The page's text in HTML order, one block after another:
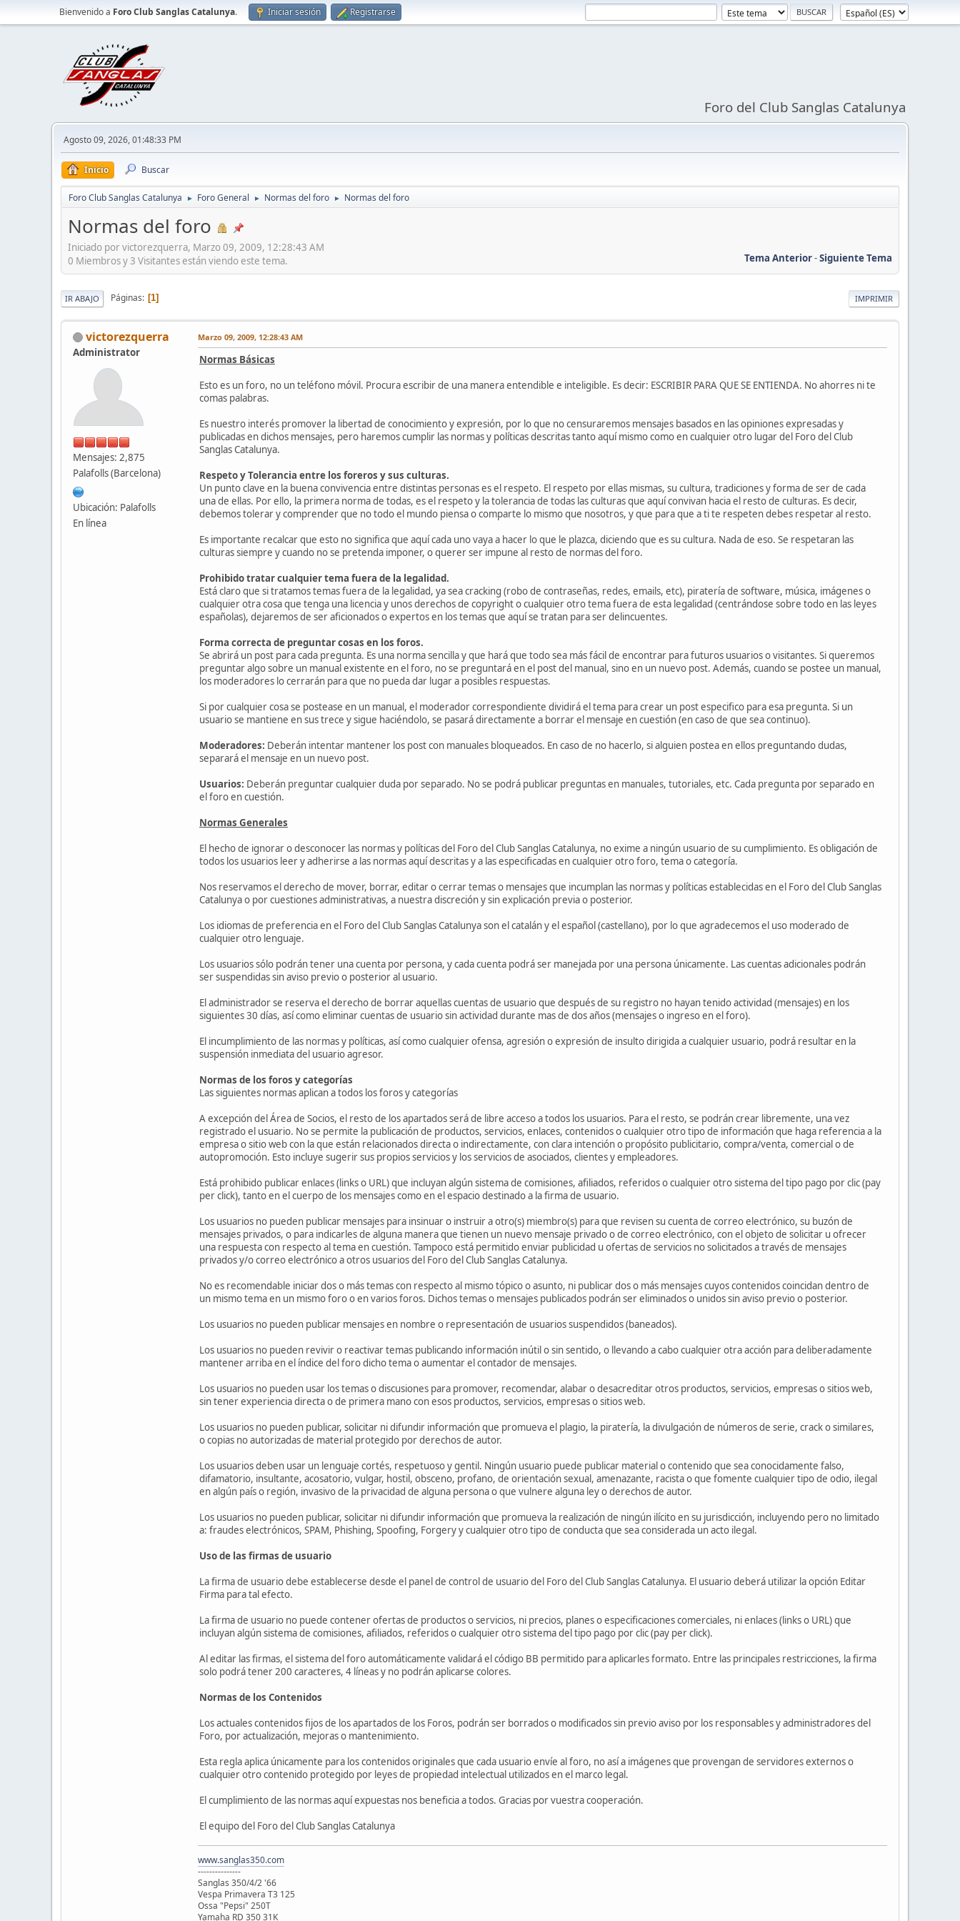
Bienvenido a Foro Club Sanglas Catalunya. Iniciar sesión Registrarse
Foro del Club Sanglas Catalunya
Agosto 09, 2026, 01:48:33 PM
Inicio Buscar
Foro Club Sanglas Catalunya ► Foro General ► Normas del foro ► Normas del foro
Normas del foro
Iniciado por victorezquerra, Marzo 09, 2009, 12:28:43 AM
Tema Anterior-Siguiente Tema
0 Miembros y 3 Visitantes están viendo este tema.
IMPRIMIR
IR ABAJO Páginas 1
victorezquerra
Administrator
Mensajes: 2,875
Palafolls (Barcelona)
Ubicación: Palafolls
En línea
Marzo 09, 2009, 12:28:43 AM
Normas Básicas
Esto es un foro, no un teléfono móvil. Procura escribir de una manera entendible e inteligible. Es decir: ESCRIBIR PARA QUE SE ENTIENDA. No ahorres ni te
comas palabras.
Es nuestro interés promover la libertad de conocimiento y expresión, por lo que no censuraremos mensajes basados en las opiniones expresadas y
publicadas en dichos mensajes, pero haremos cumplir las normas y políticas descritas tanto aquí mismo como en cualquier otro lugar del Foro del Club
Sanglas Catalunya.
Respeto y Tolerancia entre los foreros y sus culturas.
Un punto clave en la buena convivencia entre distintas personas es el respeto. El respeto por ellas mismas, su cultura, tradiciones y forma de ser de cada
una de ellas. Por ello, la primera norma de todas, es el respeto y la tolerancia de todas las culturas que aquí convivan hacia el resto de culturas. Es decir,
debemos tolerar y comprender que no todo el mundo piensa o comparte lo mismo que nosotros, y que para que a ti te respeten debes respetar al resto.
Es importante recalcar que esto no significa que aquí cada uno vaya a hacer lo que le plazca, diciendo que es su cultura. Nada de eso. Se respetaran las
culturas siempre y cuando no se pretenda imponer, o querer ser impune al resto de normas del foro.
Prohibido tratar cualquier tema fuera de la legalidad.
Está claro que si tratamos temas fuera de la legalidad, ya sea cracking (robo de contraseñas, redes, emails, etc), piratería de software, música, imágenes o
cualquier otra cosa que tenga una licencia y unos derechos de copyright o cualquier otro tema fuera de esta legalidad (centrándose sobre todo en las leyes
españolas), dejaremos de ser aficionados o expertos en los temas que aquí se tratan para ser delincuentes.
Forma correcta de preguntar cosas en los foros.
Se abrirá un post para cada pregunta. Es una norma sencilla y que hará que todo sea más fácil de encontrar para futuros usuarios o visitantes. Si queremos
preguntar algo sobre un manual existente en el foro, no se preguntará en el post del manual, sino en un nuevo post. Además, cuando se postee un manual,
los moderadores lo cerrarán para que no pueda dar lugar a posibles respuestas.
Si por cualquier cosa se postease en un manual, el moderador correspondiente dividirá el tema para crear un post especifico para esa pregunta. Si un
usuario se mantiene en sus trece y sigue haciéndolo, se pasará directamente a borrar el mensaje en cuestión (en caso de que sea continuo).
Moderadores: Deberán intentar mantener los post con manuales bloqueados. En caso de no hacerlo, si alguien postea en ellos preguntando dudas,
separará el mensaje en un nuevo post.
Usuarios: Deberán preguntar cualquier duda por separado. No se podrá publicar preguntas en manuales, tutoriales, etc. Cada pregunta por separado en
el foro en cuestión.
Normas Generales
El hecho de ignorar o desconocer las normas y políticas del Foro del Club Sanglas Catalunya, no exime a ningún usuario de su cumplimiento. Es obligación de
todos los usuarios leer y adherirse a las normas aquí descritas y a las especificadas en cualquier otro foro, tema o categoría.
Nos reservamos el derecho de mover, borrar, editar o cerrar temas o mensajes que incumplan las normas y políticas establecidas en el Foro del Club Sanglas
Catalunya o por cuestiones administrativas, a nuestra discreción y sin explicación previa o posterior.
Los idiomas de preferencia en el Foro del Club Sanglas Catalunya son el catalán y el español (castellano), por lo que agradecemos el uso moderado de
cualquier otro lenguaje.
Los usuarios sólo podrán tener una cuenta por persona, y cada cuenta podrá ser manejada por una persona únicamente. Las cuentas adicionales podrán
ser suspendidas sin aviso previo o posterior al usuario.
El administrador se reserva el derecho de borrar aquellas cuentas de usuario que después de su registro no hayan tenido actividad (mensajes) en los
siguientes 30 días, así como eliminar cuentas de usuario sin actividad durante mas de dos años (mensajes o ingreso en el foro).
El incumplimiento de las normas y políticas, así como cualquier ofensa, agresión o expresión de insulto dirigida a cualquier usuario, podrá resultar en la
suspensión inmediata del usuario agresor.
Normas de los foros y categorías
Las siguientes normas aplican a todos los foros y categorías
A excepción del Área de Socios, el resto de los apartados será de libre acceso a todos los usuarios. Para el resto, se podrán crear libremente, una vez
registrado el usuario. No se permite la publicación de productos, servicios, enlaces, contenidos o cualquier otro tipo de información que haga referencia a la
empresa o sitio web con la que están relacionados directa o indirectamente, con clara intención o propósito publicitario, compra/venta, comercial o de
autopromoción. Esto incluye sugerir sus propios servicios y los servicios de asociados, clientes y empleadores.
Está prohibido publicar enlaces (links o URL) que incluyan algún sistema de comisiones, afiliados, referidos o cualquier otro sistema del tipo pago por clic (pay
per click), tanto en el cuerpo de los mensajes como en el espacio destinado a la firma de usuario.
Los usuarios no pueden publicar mensajes para insinuar o instruir a otro(s) miembro(s) para que revisen su cuenta de correo electrónico, su buzón de
mensajes privados, o para indicarles de alguna manera que tienen un nuevo mensaje privado o de correo electrónico, con el objeto de solicitar u ofrecer
una respuesta con respecto al tema en cuestión. Tampoco está permitido enviar publicidad u ofertas de servicios no solicitados a través de mensajes
privados y/o correo electrónico a otros usuarios del Foro del Club Sanglas Catalunya.
No es recomendable iniciar dos o más temas con respecto al mismo tópico o asunto, ni publicar dos o más mensajes cuyos contenidos coincidan dentro de
un mismo tema en un mismo foro o en varios foros. Dichos temas o mensajes publicados podrán ser eliminados o unidos sin aviso previo o posterior.
Los usuarios no pueden publicar mensajes en nombre o representación de usuarios suspendidos (baneados).
Los usuarios no pueden revivir o reactivar temas publicando información inútil o sin sentido, o llevando a cabo cualquier otra acción para deliberadamente
mantener arriba en el índice del foro dicho tema o aumentar el contador de mensajes.
Los usuarios no pueden usar los temas o discusiones para promover, recomendar, alabar o desacreditar otros productos, servicios, empresas o sitios web,
sin tener experiencia directa o de primera mano con esos productos, servicios, empresas o sitios web.
Los usuarios no pueden publicar, solicitar ni difundir información que promueva el plagio, la piratería, la divulgación de números de serie, crack o similares,
o copias no autorizadas de material protegido por derechos de autor.
Los usuarios deben usar un lenguaje cortés, respetuoso y gentil. Ningún usuario puede publicar material o contenido que sea conocidamente falso,
difamatorio, insultante, acosatorio, vulgar, hostil, obsceno, profano, de orientación sexual, amenazante, racista o que fomente cualquier tipo de odio, ilegal
en algún país o región, invasivo de la privacidad de alguna persona o que vulnere alguna ley o derechos de autor.
Los usuarios no pueden publicar, solicitar ni difundir información que promueva la realización de ningún ilícito en su jurisdicción, incluyendo pero no limitado
a: fraudes electrónicos, SPAM, Phishing, Spoofing, Forgery y cualquier otro tipo de conducta que sea considerada un acto ilegal.
Uso de las firmas de usuario
La firma de usuario debe establecerse desde el panel de control de usuario del Foro del Club Sanglas Catalunya. El usuario deberá utilizar la opción Editar
Firma para tal efecto.
La firma de usuario no puede contener ofertas de productos o servicios, ni precios, planes o especificaciones comerciales, ni enlaces (links o URL) que
incluyan algún sistema de comisiones, afiliados, referidos o cualquier otro sistema del tipo pago por clic (pay per click).
Al editar las firmas, el sistema del foro automáticamente validará el código BB permitido para aplicarles formato. Entre las principales restricciones, la firma
solo podrá tener 200 caracteres, 4 líneas y no podrán aplicarse colores.
Normas de los Contenidos
Los actuales contenidos fijos de los apartados de los Foros, podrán ser borrados o modificados sin previo aviso por los responsables y administradores del
Foro, por actualización, mejoras o mantenimiento.
Esta regla aplica únicamente para los contenidos originales que cada usuario envíe al foro, no así a imágenes que provengan de servidores externos o
cualquier otro contenido protegido por leyes de propiedad intelectual utilizados en el marco legal.
El cumplimiento de las normas aquí expuestas nos beneficia a todos. Gracias por vuestra cooperación.
El equipo del Foro del Club Sanglas Catalunya
www.sanglas350.com
---------------
Sanglas 350/4/2 '66
Vespa Primavera T3 125
Ossa "Pepsi" 250T
Yamaha RD 350 31K